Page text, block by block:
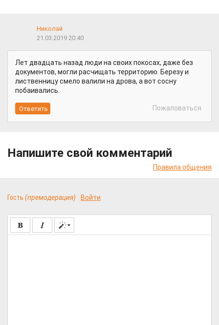
Николай
21.03.2019 20:40
Лет двадцать назад люди на своих покосах, даже без
документов, могли расчищать территорию. Березу и
лиственницу смело валили на дрова, а вот сосну
побаивались.
Пожаловаться
Напишите свой комментарий
Правила общения
Гость (премодерация) Войти